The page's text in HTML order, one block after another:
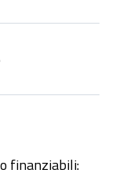
finanziabili: